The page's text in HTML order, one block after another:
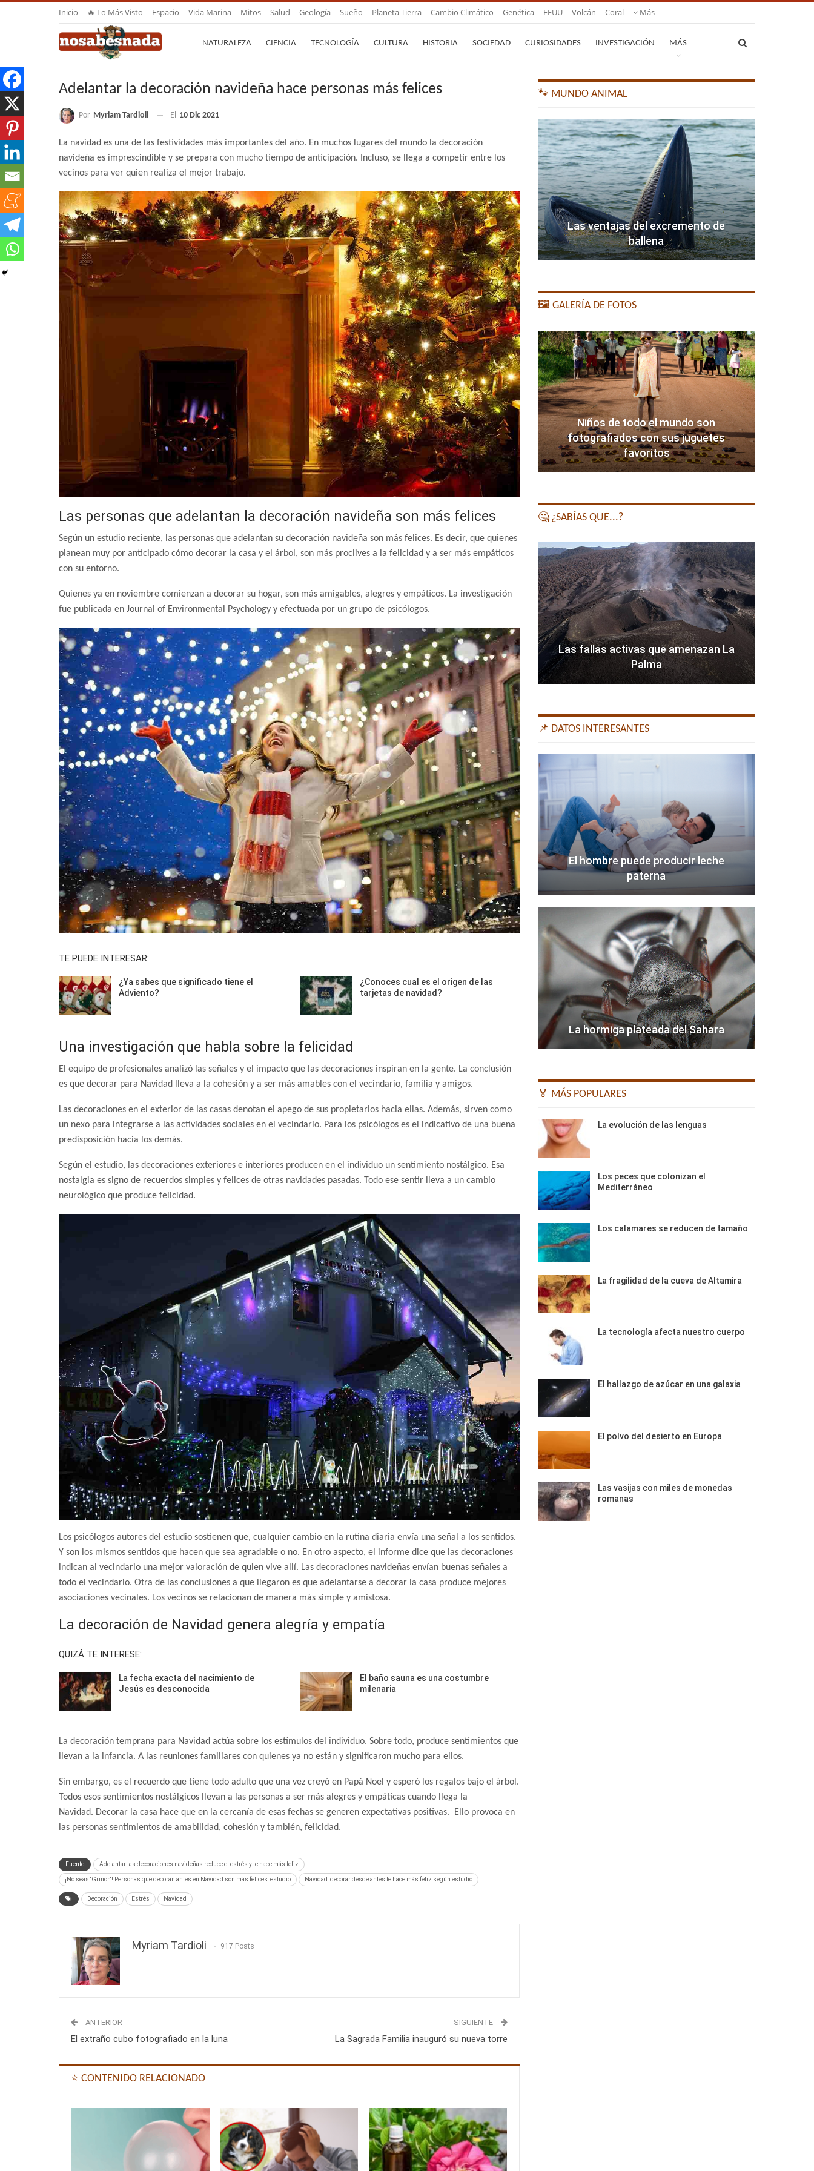
Inicio 🔥 Lo Más Visto Espacio Vida Marina Mitos Salud Geología Sueño Planeta Tierra Cambio Climático Genética EEUU Volcán Coral Más
NATURALEZA CIENCIA TECNOLOGÍA CULTURA HISTORIA SOCIEDAD CURIOSIDADES INVESTIGACIÓN MÁS
Adelantar la decoración navideña hace personas más felices
Por Myriam Tardioli El 10 Dic 2021
La navidad es una de las festividades más importantes del año. En muchos lugares del mundo la decoración
navideña es imprescindible y se prepara con mucho tiempo de anticipación. Incluso, se llega a competir entre los
vecinos para ver quien realiza el mejor trabajo.
Las personas que adelantan la decoración navideña son más felices
Según un estudio reciente, las personas que adelantan su decoración navideña son más felices. Es decir, que quienes
planean muy por anticipado cómo decorar la casa y el árbol, son más proclives a la felicidad y a ser más empáticos
con su entorno.
Quienes ya en noviembre comienzan a decorar su hogar, son más amigables, alegres y empáticos. La investigación
fue publicada en Journal of Environmental Psychology y efectuada por un grupo de psicólogos.
TE PUEDE INTERESAR:
¿Ya sabes que significado tiene el
Adviento?
¿Conoces cual es el origen de las
tarjetas de navidad?
Una investigación que habla sobre la felicidad
El equipo de profesionales analizó las señales y el impacto que las decoraciones inspiran en la gente. La conclusión
es que decorar para Navidad lleva a la cohesión y a ser más amables con el vecindario, familia y amigos.
Las decoraciones en el exterior de las casas denotan el apego de sus propietarios hacia ellas. Además, sirven como
un nexo para integrarse a las actividades sociales en el vecindario. Para los psicólogos es el indicativo de una buena
predisposición hacia los demás.
Según el estudio, las decoraciones exteriores e interiores producen en el individuo un sentimiento nostálgico. Esa
nostalgia es signo de recuerdos simples y felices de otras navidades pasadas. Todo ese sentir lleva a un cambio
neurológico que produce felicidad.
Los psicólogos autores del estudio sostienen que, cualquier cambio en la rutina diaria envía una señal a los sentidos.
Y son los mismos sentidos que hacen que sea agradable o no. En otro aspecto, el informe dice que las decoraciones
indican al vecindario una mejor valoración de quien vive allí. Las decoraciones navideñas envían buenas señales a
todo el vecindario. Otra de las conclusiones a que llegaron es que adelantarse a decorar la casa produce mejores
asociaciones vecinales. Los vecinos se relacionan de manera más simple y amistosa.
La decoración de Navidad genera alegría y empatía
QUIZÁ TE INTERESE:
La fecha exacta del nacimiento de
Jesús es desconocida
El baño sauna es una costumbre
milenaria
La decoración temprana para Navidad actúa sobre los estímulos del individuo. Sobre todo, produce sentimientos que
llevan a la infancia. A las reuniones familiares con quienes ya no están y significaron mucho para ellos.
Sin embargo, es el recuerdo que tiene todo adulto que una vez creyó en Papá Noel y esperó los regalos bajo el árbol.
Todos esos sentimientos nostálgicos llevan a las personas a ser más alegres y empáticas cuando llega la
Navidad. Decorar la casa hace que en la cercanía de esas fechas se generen expectativas positivas. Ello provoca en
las personas sentimientos de amabilidad, cohesión y también, felicidad.
Fuente Adelantar las decoraciones navideñas reduce el estrés y te hace más feliz
¡No seas 'Grinch'! Personas que decoran antes en Navidad son más felices: estudio Navidad: decorar desde antes te hace más feliz según estudio
Decoración Estrés Navidad
Myriam Tardioli 917 Posts
ANTERIOR
El extraño cubo fotografiado en la luna
SIGUIENTE
La Sagrada Familia inauguró su nueva torre
⭐ CONTENIDO RELACIONADO
🐾 MUNDO ANIMAL
Las ventajas del excremento de
ballena
🖼️ GALERÍA DE FOTOS
Niños de todo el mundo son
fotografiados con sus juguetes
favoritos
🤔 ¿SABÍAS QUE...?
Las fallas activas que amenazan La
Palma
📌 DATOS INTERESANTES
El hombre puede producir leche
paterna
La hormiga plateada del Sahara
🏅 MÁS POPULARES
La evolución de las lenguas
Los peces que colonizan el
Mediterráneo
Los calamares se reducen de tamaño
La fragilidad de la cueva de Altamira
La tecnología afecta nuestro cuerpo
El hallazgo de azúcar en una galaxia
El polvo del desierto en Europa
Las vasijas con miles de monedas
romanas